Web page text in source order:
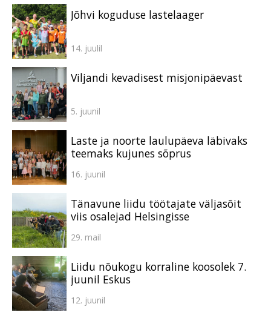
Jõhvi koguduse lastelaager
14. juulil
Viljandi kevadisest misjonipäevast
5. juunil
Laste ja noorte laulupäeva läbivaks
teemaks kujunes sõprus
16. juunil
Tänavune liidu töötajate väljasõit
viis osalejad Helsingisse
29. mail
Liidu nõukogu korraline koosolek 7.
juunil Eskus
12. juunil